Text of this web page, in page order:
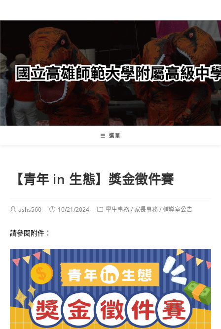
轉
要
內
容
選單
【青年 in 生態】獎金徵件賽
Postashs560
Post10/21/2024
Post學生事務/ 家長事務/輔導室公告
請參閱附件：